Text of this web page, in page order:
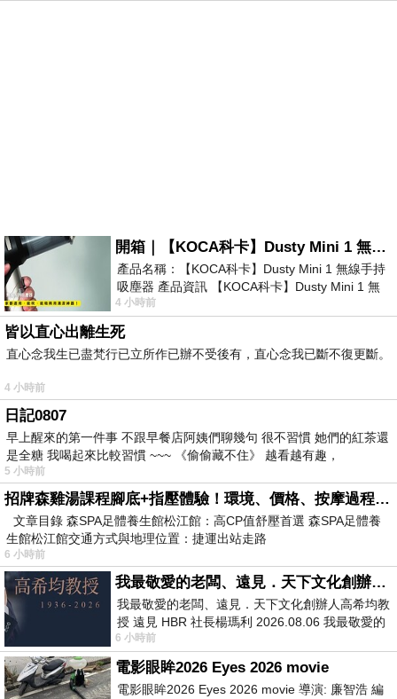
開箱｜【KOCA科卡】Dusty Mini 1 無線手持吸塵器
產品名稱：【KOCA科卡】Dusty Mini 1 無線手持
吸塵器 產品資訊 【KOCA科卡】Dusty Mini 1 無
線手持吸塵器評語： 能吸、能吹兼具兩
4 小時前
皆以直心出離生死
直心念我生已盡梵行已立所作已辦不受後有，直心念我已斷不復更斷。
4 小時前
日記0807
早上醒來的第一件事 不跟早餐店阿姨們聊幾句 很不習慣 她們的紅茶還
是全糖 我喝起來比較習慣 ~~~ 《偷偷藏不住》 越看越有趣，
5 小時前
招牌森雞湯課程腳底+指壓體驗！環境、價格、按摩過程全紀錄，森SPA足體養生館松江館最新價格表
文章目錄 森SPA足體養生館松江館：高CP值舒壓首選 森SPA足體養
生館松江館交通方式與地理位置：捷運出站走路
6 小時前
我最敬愛的老闆、遠見．天下文化創辦人高希均教授
我最敬愛的老闆、遠見．天下文化創辦人高希均教
授 遠見 HBR 社長楊瑪利 2026.08.06 我最敬愛的
老闆、遠見．天下文化創辦人高希均教
6 小時前
電影眼眸2026 Eyes 2026 movie
電影眼眸2026 Eyes 2026 movie 導演: 廉智浩 編